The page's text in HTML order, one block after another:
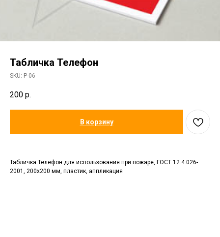
Табличка Телефон
SKU: P-06
200 р.
В корзину
Табличка Телефон для использования при пожаре, ГОСТ 12.4.026-
2001, 200х200 мм, пластик, аппликация